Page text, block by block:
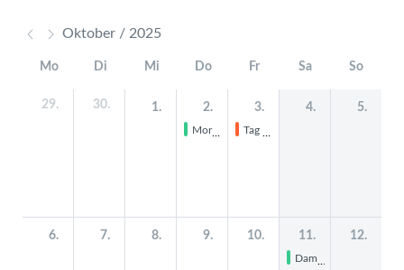
Oktober / 2025
Mo Di Mi Do Fr Sa So
29. 30. 1. 2.
Morning Assembly 9
3.
Tag der deutschen Einheit (Feiertag - unterrichtsfrei))
4. 5.
6. 7. 8. 9. 10. 11.
Damenkleider-Basar
12.